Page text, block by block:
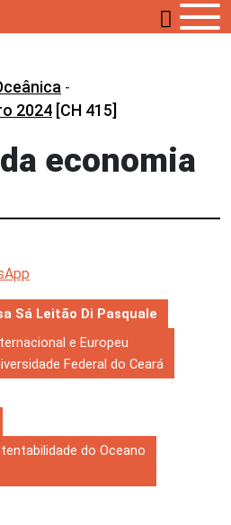
-
2024 [CH 415]
economia
Sá Leitão Di Pasquale
e Europeu
Federal do Ceará
do Oceano